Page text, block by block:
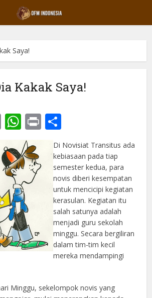
Saya!
Kakak Saya!
EmailWhatsApp
Print
Di Novisiat Transitus ada
kebiasaan pada tiap
semester kedua, para
novis diberi kesempatan
untuk mencicipi kegiatan
kerasulan. Kegiatan itu
salah satunya adalah
menjadi guru sekolah
minggu. Secara bergiliran
dalam tim-tim kecil
mereka mendampingi
Minggu, sekelompok novis yang